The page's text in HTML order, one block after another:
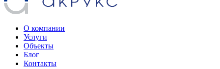
О компании
Услуги
Объекты
Блог
Контакты